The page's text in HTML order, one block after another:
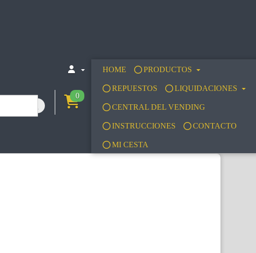
0
HOME PRODUCTOS
REPUESTOS LIQUIDACIONES
CENTRAL DEL VENDING
INSTRUCCIONES CONTACTO
MI CESTA